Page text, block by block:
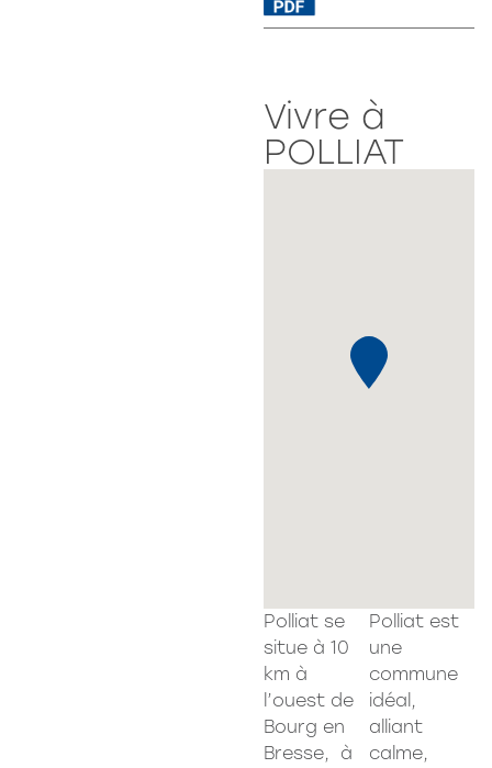
Vivre à
POLLIAT
Polliat se
situe à 10
km à
l’ouest de
Bourg en
Bresse, à
Polliat est
une
commune
idéal,
alliant
calme,